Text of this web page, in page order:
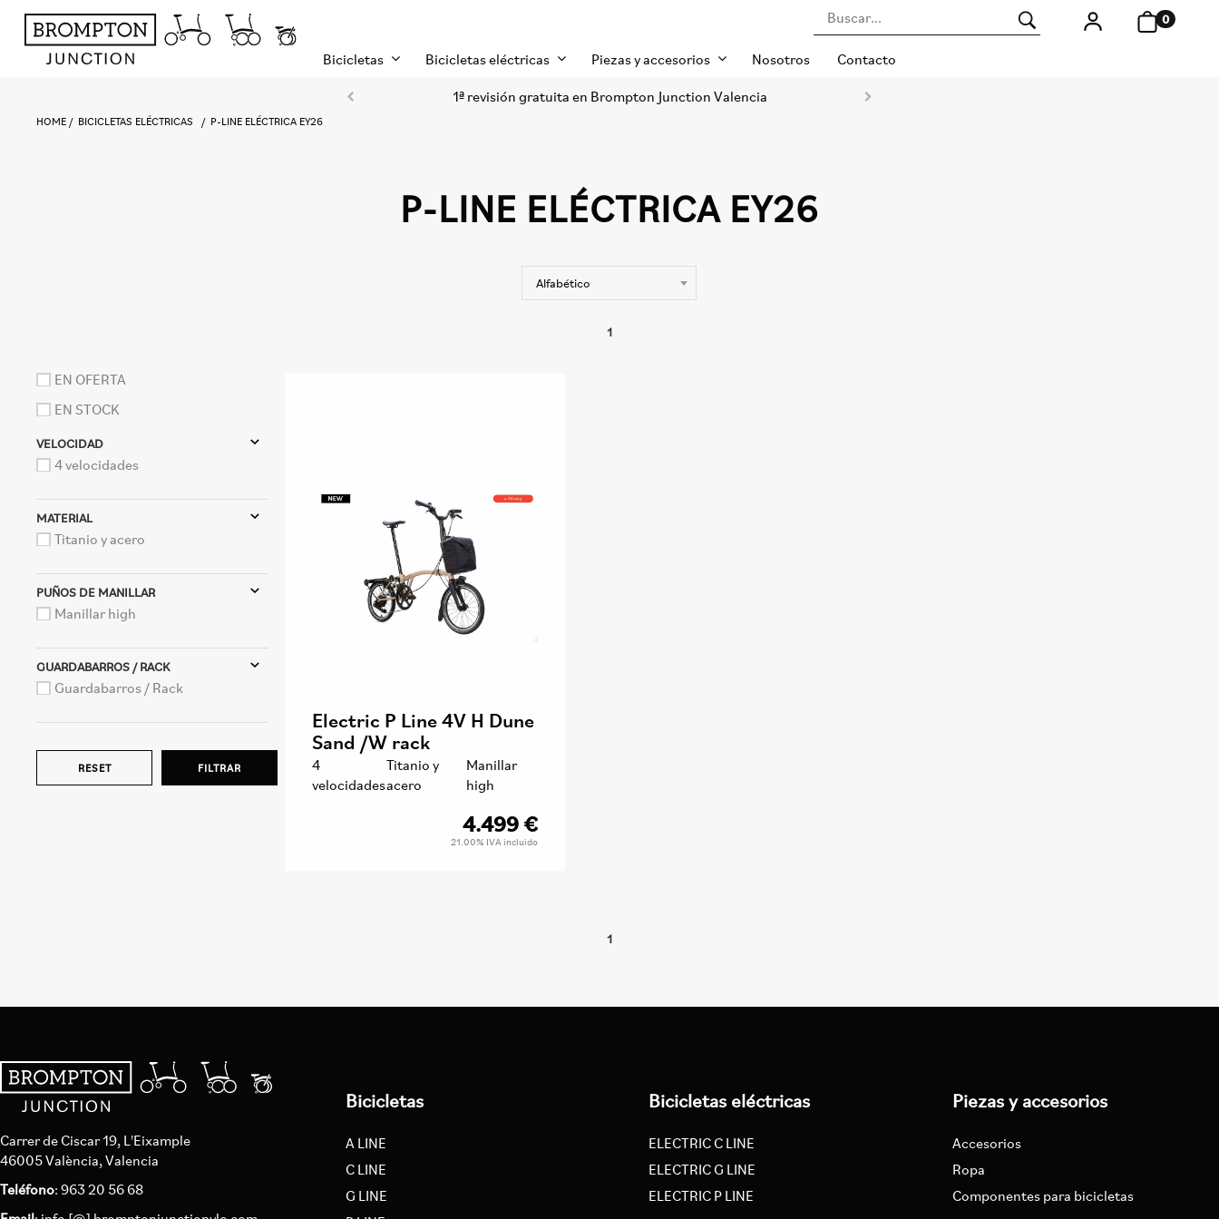
0
Bicicletas Bicicletas eléctricas Piezas y accesorios Nosotros Contacto
1ª revisión gratuita en Brompton Junction Valencia
HOME BICICLETAS ELÉCTRICAS P-LINE ELÉCTRICA EY26
P-LINE ELÉCTRICA EY26
1
EN OFERTA
EN STOCK
VELOCIDAD
4 velocidades
MATERIAL
Titanio y acero
PUÑOS DE MANILLAR
Manillar high
GUARDABARROS / RACK
Guardabarros / Rack
Electric P Line 4V H Dune
Sand /W rack
4
velocidades
Titanio y
acero
Manillar
high
4.499 €
21.00% IVA incluido
1
Carrer de Ciscar 19, L'Eixample
46005 València, Valencia
Teléfono: 963 20 56 68
Bicicletas
A LINE
C LINE
G LINE
Bicicletas eléctricas
ELECTRIC C LINE
ELECTRIC G LINE
ELECTRIC P LINE
Piezas y accesorios
Accesorios
Ropa
Componentes para bicicletas